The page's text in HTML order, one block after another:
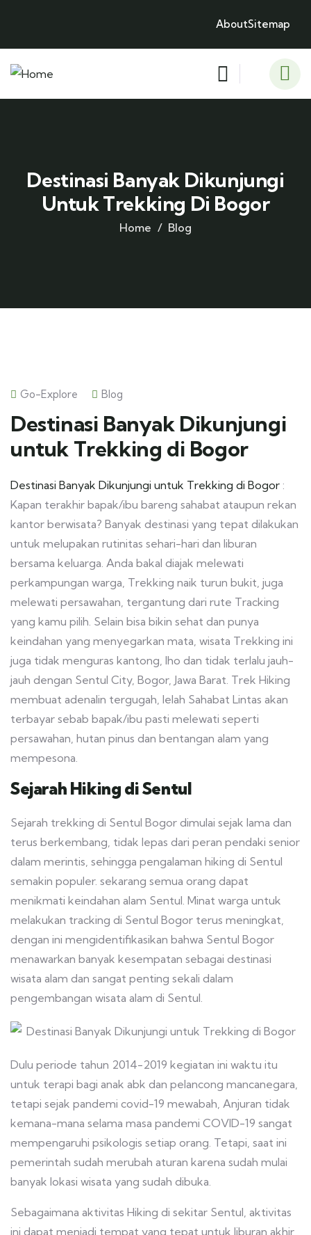
AboutSitemap
Destinasi Banyak Dikunjungi
Untuk Trekking Di Bogor
Home Blog
Go-Explore Blog
Destinasi Banyak Dikunjungi
untuk Trekking di Bogor
Destinasi Banyak Dikunjungi untuk Trekking di Bogor :
Kapan terakhir bapak/ibu bareng sahabat ataupun rekan
kantor berwisata? Banyak destinasi yang tepat dilakukan
untuk melupakan rutinitas sehari-hari dan liburan
bersama keluarga. Anda bakal diajak melewati
perkampungan warga, Trekking naik turun bukit, juga
melewati persawahan, tergantung dari rute Tracking
yang kamu pilih. Selain bisa bikin sehat dan punya
keindahan yang menyegarkan mata, wisata Trekking ini
juga tidak menguras kantong, lho dan tidak terlalu jauh-
jauh dengan Sentul City, Bogor, Jawa Barat. Trek Hiking
membuat adenalin tergugah, lelah Sahabat Lintas akan
terbayar sebab bapak/ibu pasti melewati seperti
persawahan, hutan pinus dan bentangan alam yang
mempesona.
Sejarah Hiking di Sentul
Sejarah trekking di Sentul Bogor dimulai sejak lama dan
terus berkembang, tidak lepas dari peran pendaki senior
dalam merintis, sehingga pengalaman hiking di Sentul
semakin populer. sekarang semua orang dapat
menikmati keindahan alam Sentul. Minat warga untuk
melakukan tracking di Sentul Bogor terus meningkat,
dengan ini mengidentifikasikan bahwa Sentul Bogor
menawarkan banyak kesempatan sebagai destinasi
wisata alam dan sangat penting sekali dalam
pengembangan wisata alam di Sentul.
Dulu periode tahun 2014-2019 kegiatan ini waktu itu
untuk terapi bagi anak abk dan pelancong mancanegara,
tetapi sejak pandemi covid-19 mewabah, Anjuran tidak
kemana-mana selama masa pandemi COVID-19 sangat
mempengaruhi psikologis setiap orang. Tetapi, saat ini
pemerintah sudah merubah aturan karena sudah mulai
banyak lokasi wisata yang sudah dibuka.
Sebagaimana aktivitas Hiking di sekitar Sentul, aktivitas
ini dapat menjadi tempat yang tepat untuk liburan akhir